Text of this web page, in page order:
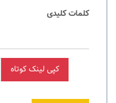
کلمات کلیدی
کپی لینک کوتاه